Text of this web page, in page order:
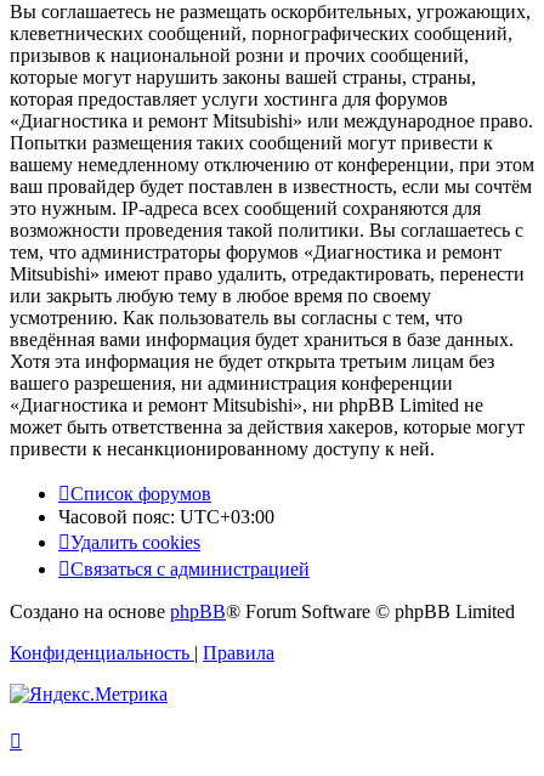
Вы соглашаетесь не размещать оскорбительных, угрожающих,
клеветнических сообщений, порнографических сообщений,
призывов к национальной розни и прочих сообщений,
которые могут нарушить законы вашей страны, страны,
которая предоставляет услуги хостинга для форумов
«Диагностика и ремонт Mitsubishi» или международное право.
Попытки размещения таких сообщений могут привести к
вашему немедленному отключению от конференции, при этом
ваш провайдер будет поставлен в известность, если мы сочтём
это нужным. IP-адреса всех сообщений сохраняются для
возможности проведения такой политики. Вы соглашаетесь с
тем, что администраторы форумов «Диагностика и ремонт
Mitsubishi» имеют право удалить, отредактировать, перенести
или закрыть любую тему в любое время по своему
усмотрению. Как пользователь вы согласны с тем, что
введённая вами информация будет храниться в базе данных.
Хотя эта информация не будет открыта третьим лицам без
вашего разрешения, ни администрация конференции
«Диагностика и ремонт Mitsubishi», ни phpBB Limited не
может быть ответственна за действия хакеров, которые могут
привести к несанкционированному доступу к ней.
Список форумов
Часовой пояс: UTC+03:00
Удалить cookies
Связаться с администрацией
Создано на основе phpBB® Forum Software © phpBB Limited
Конфиденциальность | Правила